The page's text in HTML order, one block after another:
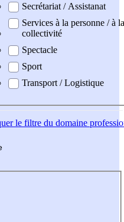
Secrétariat / Assistanat
Services à la personne / à la
collectivité
Spectacle
Sport
Transport / Logistique
le filtre du domaine